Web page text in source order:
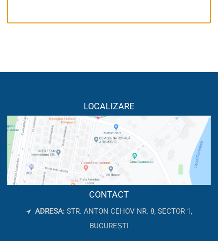
LOCALIZARE
CONTACT
ADRESA: STR. ANTON CEHOV NR. 8, SECTOR 1,
BUCUREȘTI